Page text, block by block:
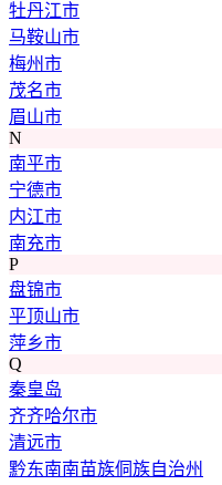
牡丹江市
马鞍山市
梅州市
茂名市
眉山市
N
南平市
宁德市
内江市
南充市
P
盘锦市
平顶山市
萍乡市
Q
秦皇岛
齐齐哈尔市
清远市
黔东南南苗族侗族自治州